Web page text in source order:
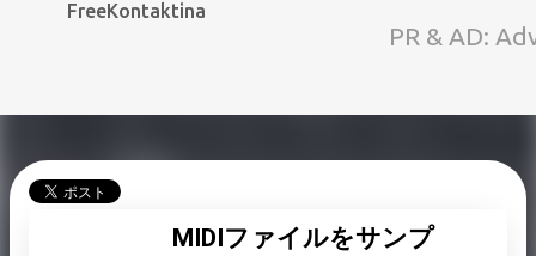
スキップしてメイン コ
FreeKontaktina
PR & AD:
MIDIファイルをサンプ